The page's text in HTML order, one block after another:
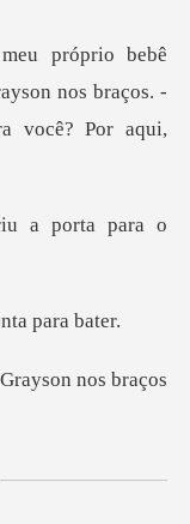
nos braços. -
a porta
nos braços